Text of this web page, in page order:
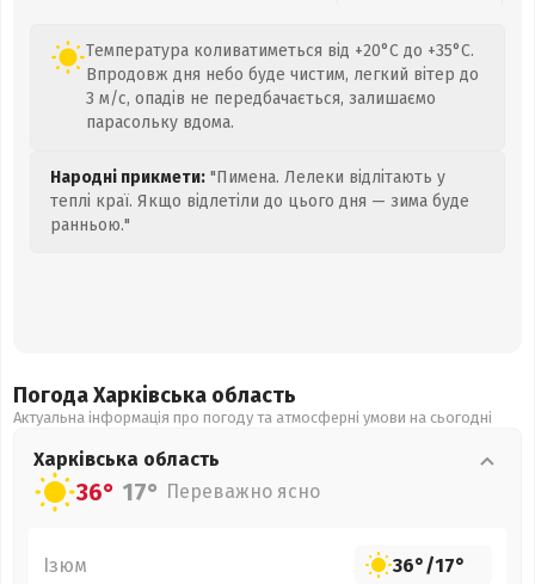
Температура коливатиметься від +20°C до +35°C.
Впродовж дня небо буде чистим, легкий вітер до
3 м/с, опадів не передбачається, залишаємо
парасольку вдома.
Народні прикмети: "Пимена. Лелеки відлітають у
теплі краї. Якщо відлетіли до цього дня — зима буде
ранньою."
Погода Харківська область
Актуальна інформація про погоду та атмосферні умови на сьогодні
Харківська область
36° 17° Переважно ясно
Ізюм 36°/17°